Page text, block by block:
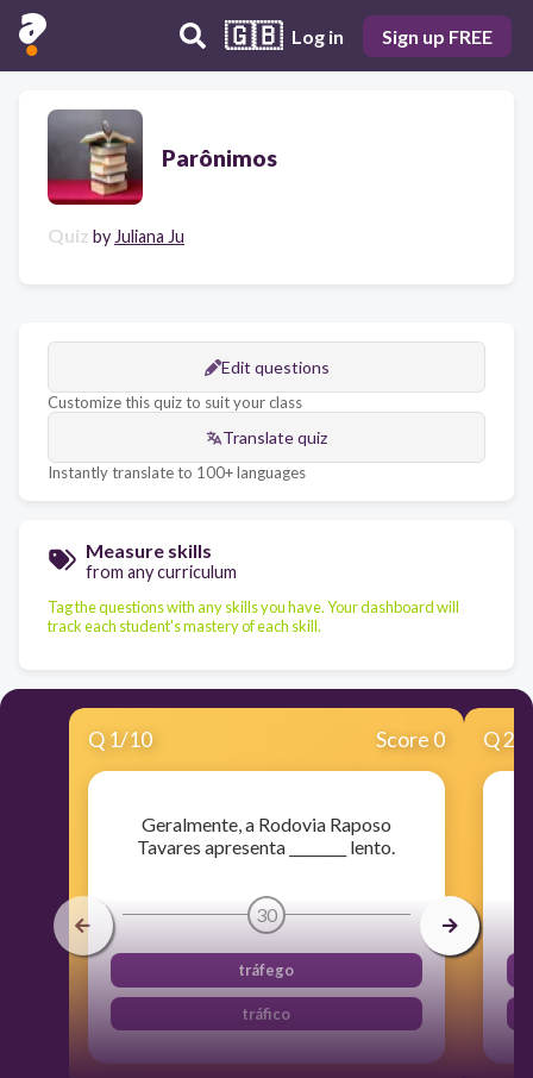
🇬🇧 Log in Sign up FREE
Parônimos
Quiz by Juliana Ju
Edit questions
Customize this quiz to suit your class
Translate quiz
Instantly translate to 100+ languages
Measure skills
from any curriculum
Tag the questions with any skills you have. Your dashboard will
track each student's mastery of each skill.
Q 1/10 Score 0
Geralmente, a Rodovia Raposo
Tavares apresenta ________ lento.
30
tráfego
tráfico
Q2